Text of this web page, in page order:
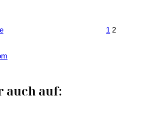
1 2
auch auf: